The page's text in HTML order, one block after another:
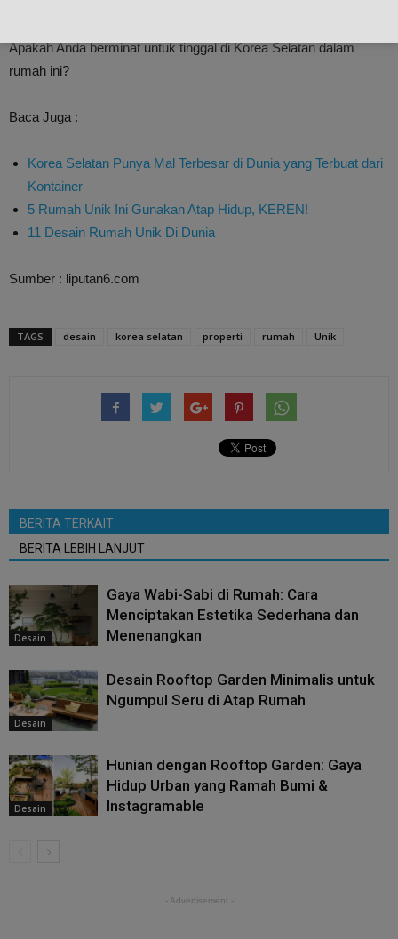
Apakah Anda berminat untuk tinggal di Korea Selatan dalam
rumah ini?
Baca Juga :
Korea Selatan Punya Mal Terbesar di Dunia yang Terbuat dari
Kontainer
5 Rumah Unik Ini Gunakan Atap Hidup, KEREN!
11 Desain Rumah Unik Di Dunia
Sumber : liputan6.com
TAGS desain korea selatan properti rumah Unik
BERITA TERKAIT
BERITA LEBIH LANJUT
Desain
Gaya Wabi-Sabi di Rumah: Cara
Menciptakan Estetika Sederhana dan
Menenangkan
Desain
Desain Rooftop Garden Minimalis untuk
Ngumpul Seru di Atap Rumah
Desain
Hunian dengan Rooftop Garden: Gaya
Hidup Urban yang Ramah Bumi &
Instagramable
- Advertisement -